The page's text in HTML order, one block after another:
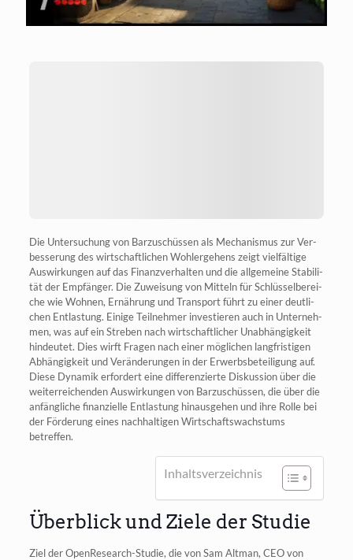
Die Unter­su­chung von Bar­zu­schüs­sen als Mecha­nis­mus zur Ver­
bes­se­rung des wirt­schaft­li­chen Wohl­erge­hens zeigt viel­fäl­ti­ge
Aus­wir­kun­gen auf das Finanz­ver­hal­ten und die all­ge­mei­ne Sta­bi­li­
tät der Emp­fän­ger. Die Zuwei­sung von Mit­teln für Schlüs­sel­be­rei­
che wie Woh­nen, Ernäh­rung und Trans­port führt zu einer deut­li­
chen Ent­las­tung. Eini­ge Teil­neh­mer inves­tie­ren auch in Unter­neh­
men, was auf ein Stre­ben nach wirt­schaft­li­cher Unab­hän­gig­keit
hin­deu­tet. Dies wirft Fra­gen nach einer mög­li­chen lang­fris­ti­gen
Abhän­gig­keit und Ver­än­de­run­gen in der Erwerbs­be­tei­li­gung auf.
Die­se Dyna­mik erfor­dert eine dif­fe­ren­zier­te Dis­kus­si­on über die
wei­ter­rei­chen­den Aus­wir­kun­gen von Bar­zu­schüs­sen, die über die
anfäng­li­che finan­zi­el­le Ent­las­tung hin­aus­ge­hen und ihre Rol­le bei
der För­de­rung eines nach­hal­ti­gen Wirt­schafts­wachs­tums
betreffen.
Inhalts­ver­zeich­nis
Überblick und Ziele der Studie
Ziel der Open­Re­se­arch-Stu­die, die von Sam Alt­man, CEO von